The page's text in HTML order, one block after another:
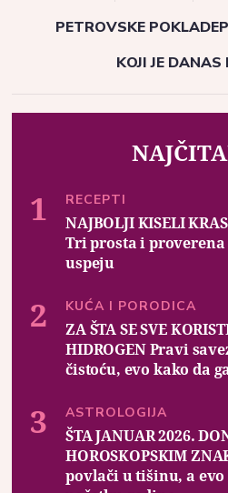
PETROVSKE POKLADE
KOJI JE
RECEPTI
NAJBOLJI KISELI
Tri prosta i
uspeju
KUĆA I PORODICA
ZA ŠTA SE SVE
HIDROGEN Pravi
čistoću, evo kako da
ASTROLOGIJA
ŠTA JANUAR 2026.
HOROSKOPSKIM
povlači u tišinu, a